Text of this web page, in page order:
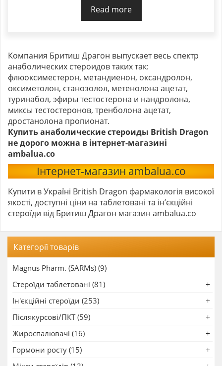
Read more
Компания Бритиш Драгон выпускает весь спектр
анаболических стероидов таких так:
флюоксиместерон, метандиенон, оксандролон,
оксиметолон, станозолол, метенолона ацетат,
туринабол, эфиры тестостерона и нандролона,
миксы тестостеронов, тренболона ацетат,
дростанолона пропионат.
Купить анаболические стероиды British Dragon
не дорого можна в інтернет-магазині
ambalua.co
Інтернет-магазин ambalua.co
Купити в Україні British Dragon фармакологія високої
якості, доступні ціни на таблетовані та ін’єкційні
стероїди від Бритиш Драгон магазин ambalua.co
Категорії товарів
Magnus Pharm. (SARMs) (9)
Стероїди таблетовані (81)
Ін'єкційні стероїди (253)
Післякурсові/ПКТ (59)
Жироспалювачі (16)
Гормони росту (15)